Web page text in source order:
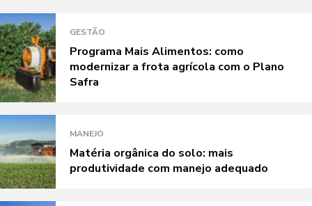
GESTÃO
Programa Mais Alimentos: como
modernizar a frota agrícola com o Plano
Safra
MANEJO
Matéria orgânica do solo: mais
produtividade com manejo adequado